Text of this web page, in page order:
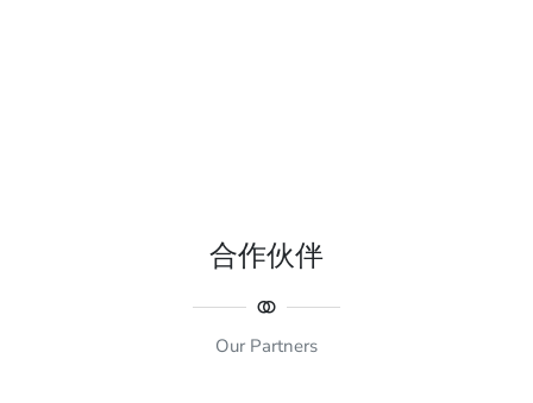
合作伙伴
Our Partners